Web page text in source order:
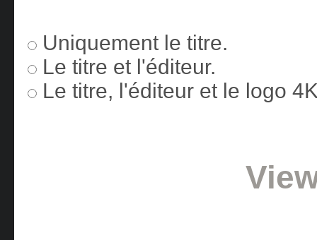
Uniquement le titre.
Le titre et l'éditeur.
Le titre, l'éditeur et le logo